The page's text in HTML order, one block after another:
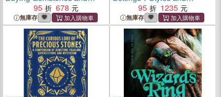
Jewellery in Sri Lanka
95 678
無庫存
Techniques
95 1235
無庫存